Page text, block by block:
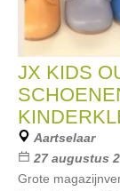
JX KIDS
Aartselaar
27 augustus
Grote